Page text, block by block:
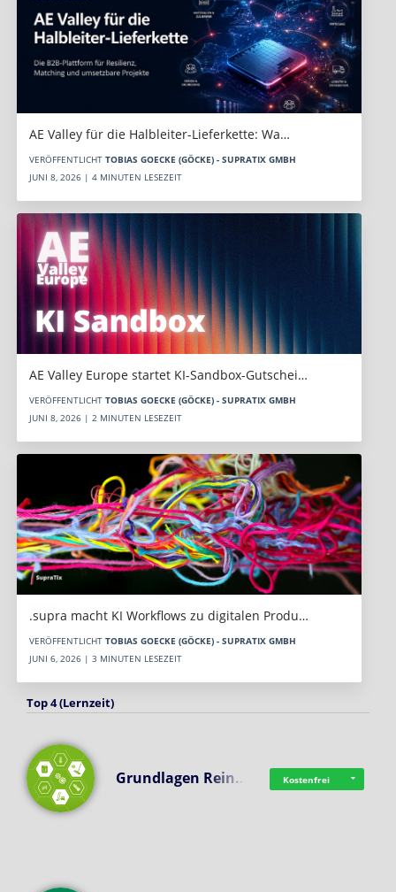
AE Valley für die Halbleiter-Lieferkette: Wa…
VERÖFFENTLICHT TOBIAS GOECKE (GÖCKE) - SUPRATIX GMBH
JUNI 8, 2026 | 4 MINUTEN LESEZEIT
AE Valley Europe startet KI-Sandbox-Gutschei…
VERÖFFENTLICHT TOBIAS GOECKE (GÖCKE) - SUPRATIX GMBH
JUNI 8, 2026 | 2 MINUTEN LESEZEIT
.supra macht KI Workflows zu digitalen Produ…
VERÖFFENTLICHT TOBIAS GOECKE (GÖCKE) - SUPRATIX GMBH
JUNI 6, 2026 | 3 MINUTEN LESEZEIT
Top 4 (Lernzeit)
Grundlagen Rein… Kostenfrei